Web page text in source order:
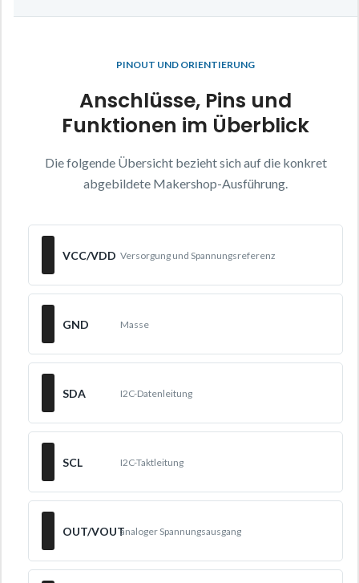
PINOUT UND ORIENTIERUNG
Anschlüsse, Pins und
Funktionen im Überblick
Die folgende Übersicht bezieht sich auf die konkret
abgebildete Makershop-Ausführung.
VCC/VDD Versorgung und Spannungsreferenz
GND Masse
SDA I2C-Datenleitung
SCL I2C-Taktleitung
OUT/VOUTanaloger Spannungsausgang